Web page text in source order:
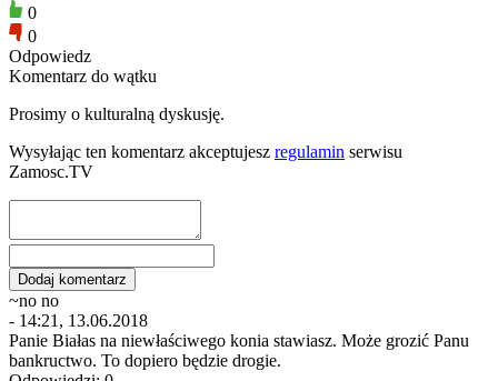
0
0
Odpowiedz
Komentarz do wątku
Prosimy o kulturalną dyskusję.
Wysyłając ten komentarz akceptujesz regulamin serwisu
Zamosc.TV
~no no
- 14:21, 13.06.2018
Panie Białas na niewłaściwego konia stawiasz. Może grozić Panu
bankructwo. To dopiero będzie drogie.